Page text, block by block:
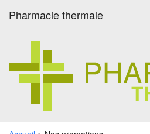
Pharmacie thermale